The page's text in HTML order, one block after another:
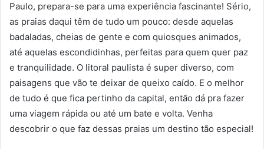
Paulo, prepara-se para uma experiência fascinante! Sério,
as praias daqui têm de tudo um pouco: desde aquelas
badaladas, cheias de gente e com quiosques animados,
até aquelas escondidinhas, perfeitas para quem quer paz
e tranquilidade. O litoral paulista é super diverso, com
paisagens que vão te deixar de queixo caído. E o melhor
de tudo é que fica pertinho da capital, então dá pra fazer
uma viagem rápida ou até um bate e volta. Venha
descobrir o que faz dessas praias um destino tão especial!